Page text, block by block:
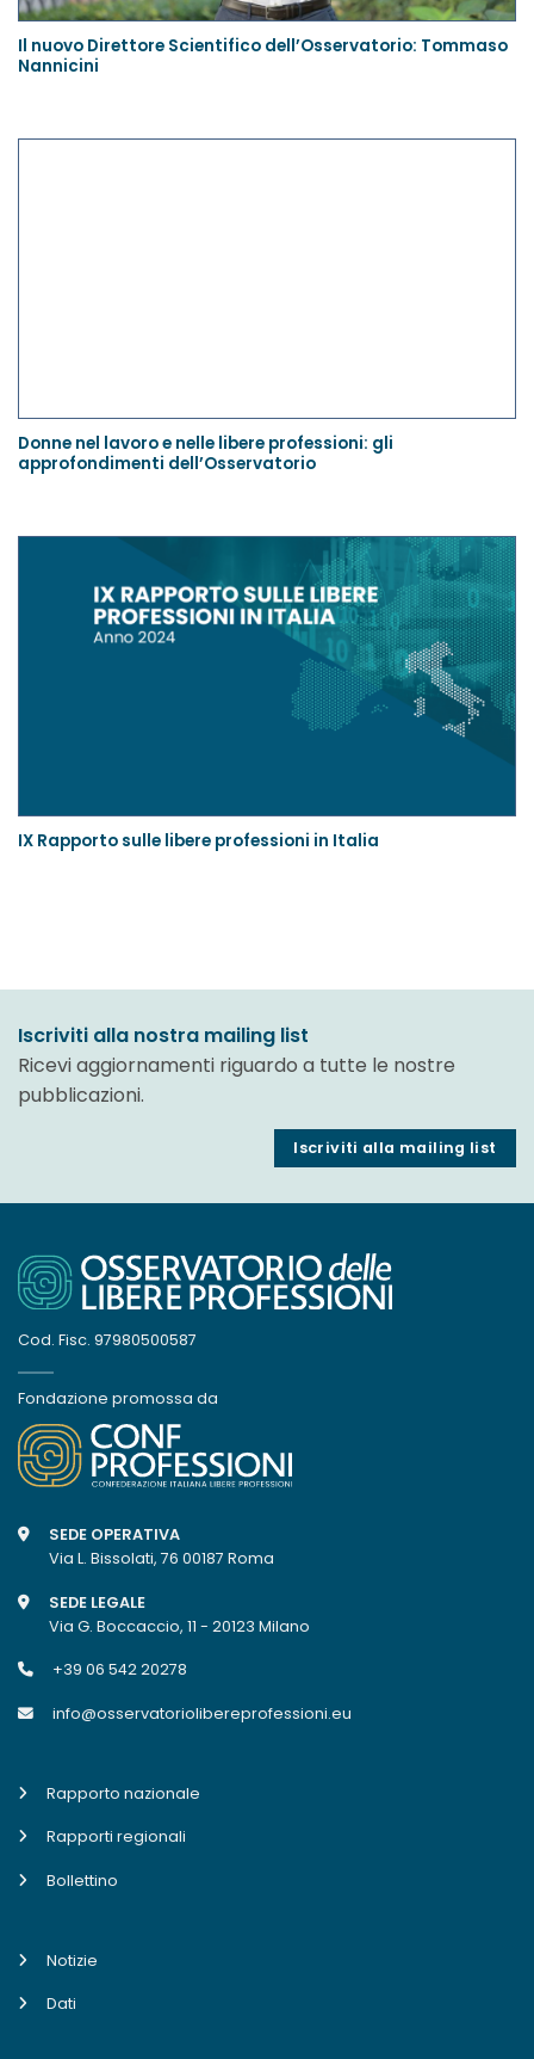
Il nuovo Direttore Scientifico dell’Osservatorio: Tommaso
Nannicini
Donne nel lavoro e nelle libere professioni: gli
approfondimenti dell’Osservatorio
IX Rapporto sulle libere professioni in Italia
Iscriviti alla nostra mailing list
Ricevi aggiornamenti riguardo a tutte le nostre
pubblicazioni.
Iscriviti alla mailing list
Cod. Fisc. 97980500587
Fondazione promossa da
SEDE OPERATIVA
Via L. Bissolati, 76 00187 Roma
SEDE LEGALE
Via G. Boccaccio, 11 - 20123 Milano
+39 06 542 20278
info@osservatoriolibereprofessioni.eu
Rapporto nazionale
Rapporti regionali
Bollettino
Notizie
Dati